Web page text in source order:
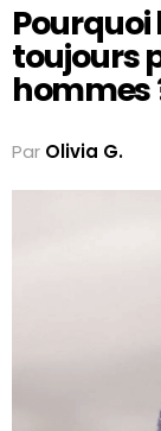
Pourquoi
toujours
hommes
Par Olivia G.